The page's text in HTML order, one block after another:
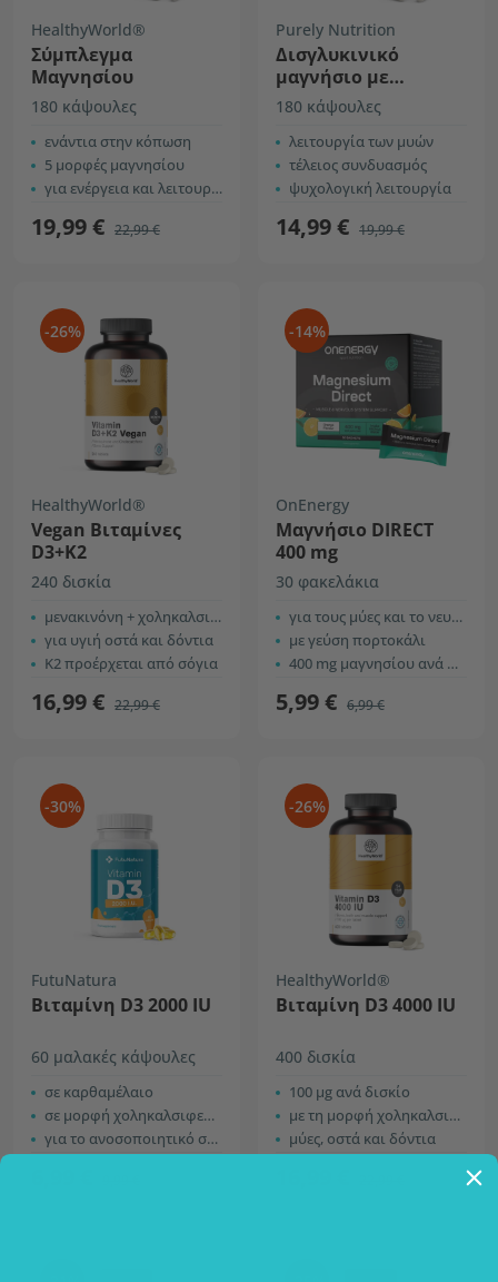
HealthyWorld®
Σύμπλεγμα
Μαγνησίου
180 κάψουλες
ενάντια στην κόπωση
5 μορφές μαγνησίου
για ενέργεια και λειτουργία των μυών
19,99 € 22,99 €
Purely Nutrition
Δισγλυκινικό
μαγνήσιο με
βιταμίνη B6
180 κάψουλες
λειτουργία των μυών
τέλειος συνδυασμός
ψυχολογική λειτουργία
14,99 € 19,99 €
-26%
HealthyWorld®
Vegan Βιταμίνες
D3+K2
240 δισκία
μενακινόνη + χοληκαλσιφερόλη
για υγιή οστά και δόντια
Κ2 προέρχεται από σόγια
16,99 € 22,99 €
-14%
OnEnergy
Μαγνήσιο DIRECT
400 mg
30 φακελάκια
για τους μύες και το νευρικό σύστημα
με γεύση πορτοκάλι
400 mg μαγνησίου ανά φακελίσκο
5,99 € 6,99 €
-30%
FutuNatura
Βιταμίνη D3 2000 IU
60 μαλακές κάψουλες
σε καρθαμέλαιο
σε μορφή χοληκαλσιφερόλης
για το ανοσοποιητικό σύστημα
-26%
HealthyWorld®
Βιταμίνη D3 4000 IU
400 δισκία
100 µg ανά δισκίο
με τη μορφή χοληκαλσιφερόλης
μύες, οστά και δόντια